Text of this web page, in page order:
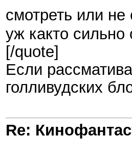
смотреть или не
уж както сильно
[/quote]
Если
голливудских
Re: